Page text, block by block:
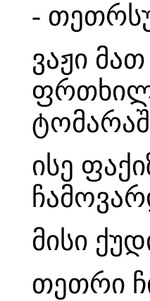
-
ვაჟი
ისე
მისი
თეთრი